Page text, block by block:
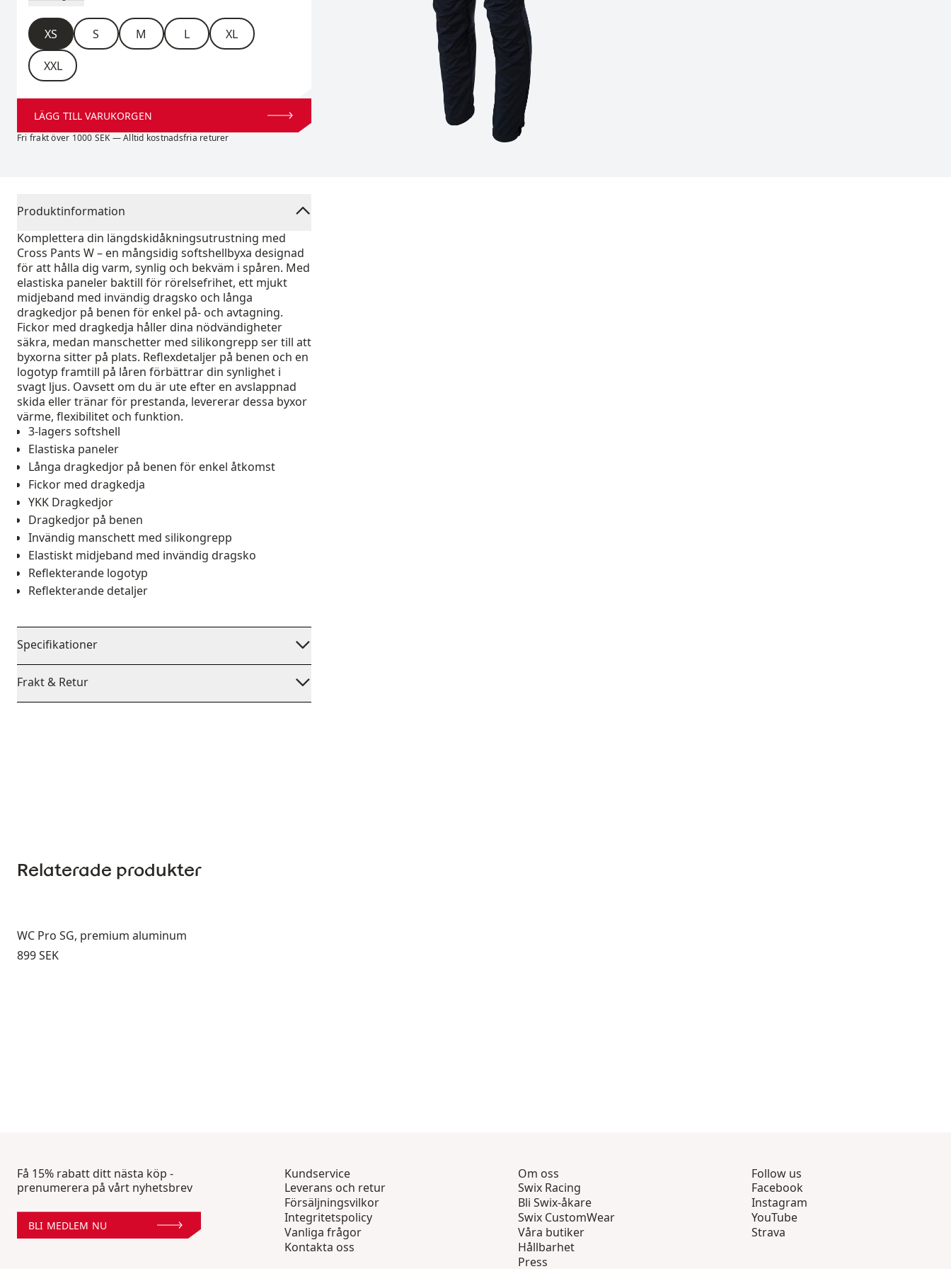
Storlek
XS S M L XL
XXL
LÄGG TILL VARUKORGEN
Fri frakt över 1000 SEK — Alltid kostnadsfria returer
Produktinformation
Komplettera din längdskidåkningsutrustning med
Cross Pants W – en mångsidig softshellbyxa designad
för att hålla dig varm, synlig och bekväm i spåren. Med
elastiska paneler baktill för rörelsefrihet, ett mjukt
midjeband med invändig dragsko och långa
dragkedjor på benen för enkel på- och avtagning.
Fickor med dragkedja håller dina nödvändigheter
säkra, medan manschetter med silikongrepp ser till att
byxorna sitter på plats. Reflexdetaljer på benen och en
logotyp framtill på låren förbättrar din synlighet i
svagt ljus. Oavsett om du är ute efter en avslappnad
skida eller tränar för prestanda, levererar dessa byxor
värme, flexibilitet och funktion.
3-lagers softshell
Elastiska paneler
Långa dragkedjor på benen för enkel åtkomst
Fickor med dragkedja
YKK Dragkedjor
Dragkedjor på benen
Invändig manschett med silikongrepp
Elastiskt midjeband med invändig dragsko
Reflekterande logotyp
Reflekterande detaljer
Specifikationer
Frakt & Retur
Relaterade produkter
WC Pro SG, premium aluminum
Pris:
899 SEK
Få 15% rabatt ditt nästa köp -
prenumerera på vårt nyhetsbrev
BLI MEDLEM NU
Kundservice
Leverans och retur
Försäljningsvilkor
Integritetspolicy
Vanliga frågor
Kontakta oss
Om oss
Swix Racing
Bli Swix-åkare
Swix CustomWear
Våra butiker
Hållbarhet
Press
Follow us
Facebook
Instagram
YouTube
Strava